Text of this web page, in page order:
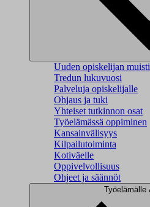
Uuden opiskelijan
Tredun lukuvuosi
Palveluja opiskelijalle
Ohjaus ja tuki
Yhteiset tutkinnon osat
Työelämässä oppiminen
Kansainvälisyys
Kilpailutoiminta
Kotiväelle
Oppivelvollisuus
Ohjeet ja säännöt
Työelämälle